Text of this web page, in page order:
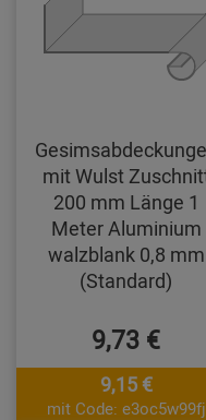
mit Wulst
200 mm Länge 1
Meter Aluminium
walzblank 0,8 mm
(Standard)
9,73 €
9,15 €
mit Code: e3oc5w99fj